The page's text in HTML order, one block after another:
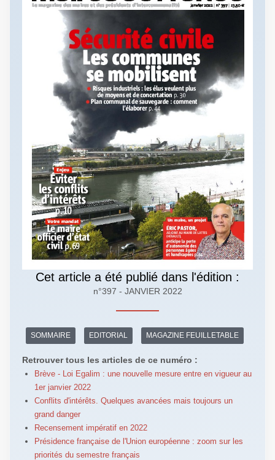
Cet article a été publié dans l'édition :
n°397 - JANVIER 2022
SOMMAIRE EDITORIAL MAGAZINE FEUILLETABLE
Retrouver tous les articles de ce numéro :
Brève - Loi Egalim : une nouvelle mesure entre en vigueur au
1er janvier 2022
Conflits d'intérêts. Quelques avancées mais toujours un
grand danger
Recensement impératif en 2022
Présidence française de l'Union européenne : zoom sur les
priorités du semestre français